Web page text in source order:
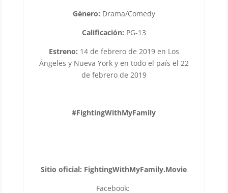
Género: Drama/Comedy
Calificación: PG-13
Estreno: 14 de febrero de 2019 en Los
Ángeles y Nueva York y en todo el país el 22
de febrero de 2019
#FightingWithMyFamily
Sitio oficial: FightingWithMyFamily.Movie
Facebook: